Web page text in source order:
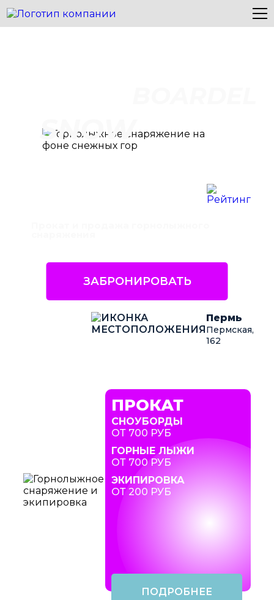
SNOW
ЗАБРОНИРОВАТЬ
Пермь
Пермская,
162
ПРОКАТ
СНОУБОРДЫ
ОТ 700 РУБ
ГОРНЫЕ ЛЫЖИ
ОТ 700 РУБ
ЭКИПИРОВКА
ОТ 200 РУБ
ПОДРОБНЕЕ